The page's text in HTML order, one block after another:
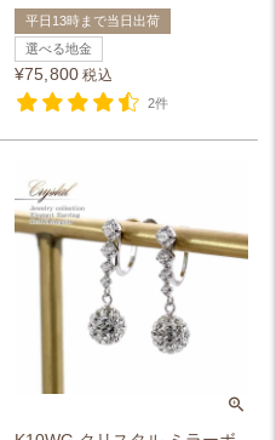
平日13時まで当日出荷
選べる地金
¥75,800 税込
2件